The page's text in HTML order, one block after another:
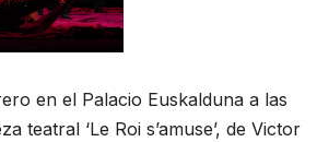
en el Palacio Euskalduna a las
teatral ‘Le Roi s’amuse’, de Victor